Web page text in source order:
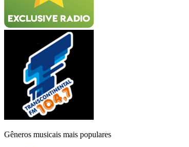
Gêneros musicais mais populares